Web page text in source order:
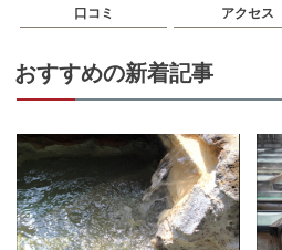
口コミ アクセス
おすすめの新着記事